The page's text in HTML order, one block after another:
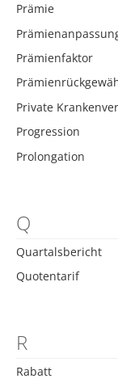
Prämie
Prämienfaktor
Private
Progression
Prolongation
Q
Quartalsbericht
Quotentarif
R
Rabatt